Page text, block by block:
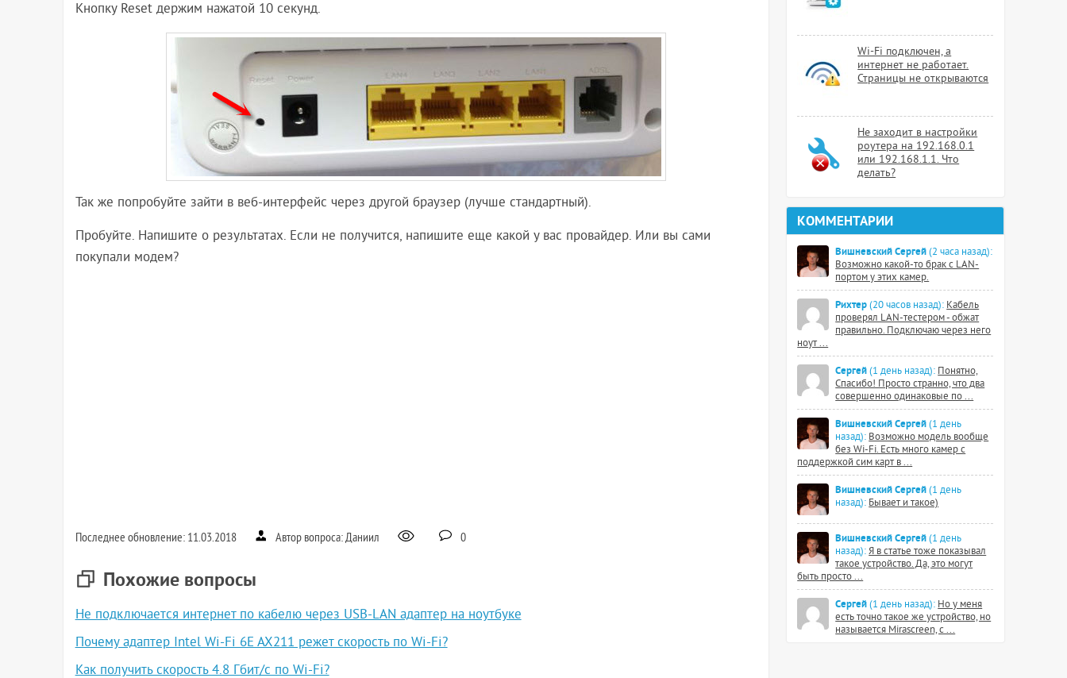
Кнопку Reset держим нажатой 10 секунд.
Так же попробуйте зайти в веб-интерфейс через другой браузер (лучше стандартный).
Пробуйте. Напишите о результатах. Если не получится, напишите еще какой у вас провайдер. Или вы сами
покупали модем?
Последнее обновление: 11.03.2018 Автор вопроса: Даниил 0
Похожие вопросы
Не подключается интернет по кабелю через USB-LAN адаптер на ноутбуке
Почему адаптер Intel Wi-Fi 6E AX211 режет скорость по Wi-Fi?
Как получить скорость 4.8 Гбит/с по Wi-Fi?
Wi-Fi подключен, а
интернет не работает.
Страницы не открываются
Не заходит в настройки
роутера на 192.168.0.1
или 192.168.1.1. Что
делать?
КОММЕНТАРИИ
Вишневский Сергей (2 часа назад):
Возможно какой-то брак с LAN-
портом у этих камер.
Рихтер (20 часов назад): Кабель
проверял LAN-тестером - обжат
правильно. Подключаю через него
ноут ...
Сергей (1 день назад): Понятно,
Спасибо! Просто странно, что два
совершенно одинаковые по ...
Вишневский Сергей (1 день
назад): Возможно модель вообще
без Wi-Fi. Есть много камер с
поддержкой сим карт в ...
Вишневский Сергей (1 день
назад): Бывает и такое)
Вишневский Сергей (1 день
назад): Я в статье тоже показывал
такое устройство. Да, это могут
быть просто ...
Сергей (1 день назад): Но у меня
есть точно такое же устройство, но
называется Mirascreen, с ...